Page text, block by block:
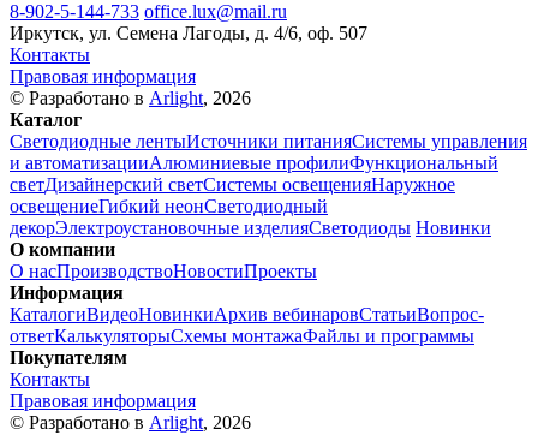
8-902-5-144-733 office.lux@mail.ru
Иркутск, ул. Семена Лагоды, д. 4/6, оф. 507
Контакты
Правовая информация
© Разработано в Arlight, 2026
Каталог
Светодиодные лентыИсточники питанияСистемы управления
и автоматизацииАлюминиевые профилиФункциональный
светДизайнерский светСистемы освещенияНаружное
освещениеГибкий неонСветодиодный
декорЭлектроустановочные изделияСветодиоды Новинки
О компании
О насПроизводствоНовостиПроекты
Информация
КаталогиВидеоНовинкиАрхив вебинаровСтатьиВопрос-
ответКалькуляторыСхемы монтажаФайлы и программы
Покупателям
Контакты
Правовая информация
© Разработано в Arlight, 2026